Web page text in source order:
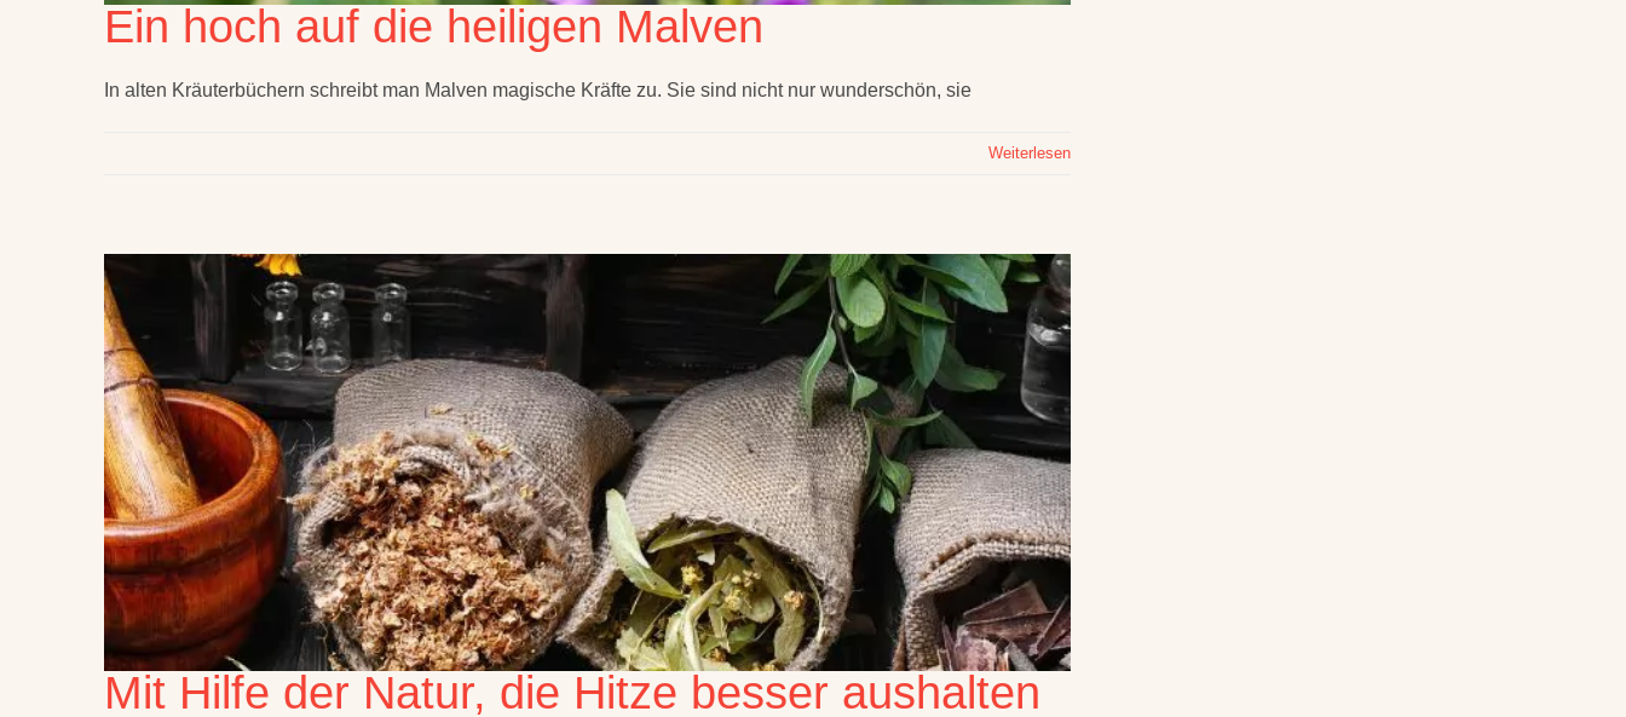
Ein hoch auf die heiligen Malven
In alten Kräuterbüchern schreibt man Malven magische Kräfte zu. Sie sind nicht nur wunderschön, sie
Weiterlesen
Mit Hilfe der Natur, die Hitze besser aushalten